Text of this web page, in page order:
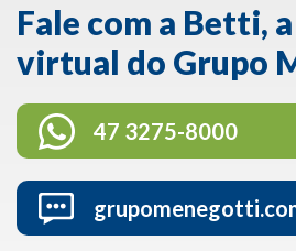
Fale com a Betti,
virtual do Grupo
47 3275-8000